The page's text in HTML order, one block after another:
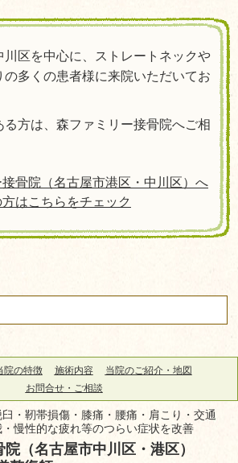
川区を中心に、ストレートネックや
の多くの患者様に来院いただいてお
る方は、森ファミリー接骨院へご相
骨院（名古屋市港区・中川区）へ
はこちらをチェック
院の特徴 施術内容
当院のご紹介・地図
お問合せ・ご相談
・靭帯損傷・膝痛・腰痛・肩こり・交通
慢性的な疲れ等のつらい症状を改善
（名古屋市中川区・港区）